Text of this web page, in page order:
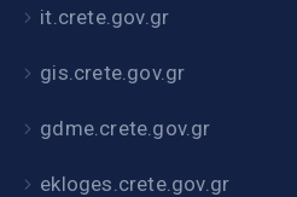
it.crete.gov.gr
gis.crete.gov.gr
gdme.crete.gov.gr
ekloges.crete.gov.gr